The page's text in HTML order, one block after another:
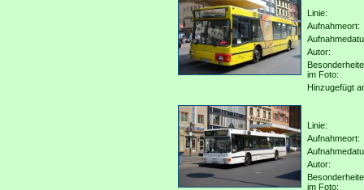
Linie:
Aufnahmeort:
Autor:
im Foto:
Hinzugefügt
Linie:
Aufnahmeort:
Autor:
im Foto: